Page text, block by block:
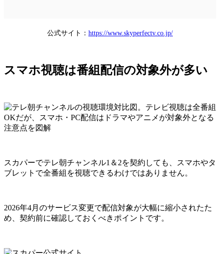
公式サイト： https://www.skyperfectv.co.jp/
スマホ視聴は番組配信の対象外が多い
スカパーでテレ朝チャンネル1＆2を契約しても、スマホやタ
ブレットで全番組を視聴できるわけではありません。
2026年4月のサービス変更で配信対象が大幅に縮小されたた
め、契約前に確認しておくべきポイントです。